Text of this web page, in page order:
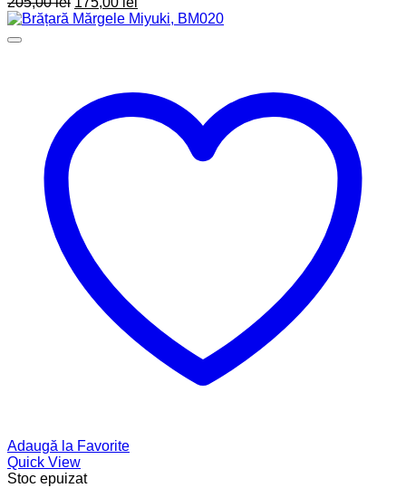
inițial
curent
Adaugă la Favorite
Quick View
Stoc epuizat